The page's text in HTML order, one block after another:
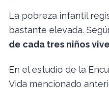
La pobreza infantil
bastante elevada.
de cada tres niños
En el estudio de la
Vida mencionado